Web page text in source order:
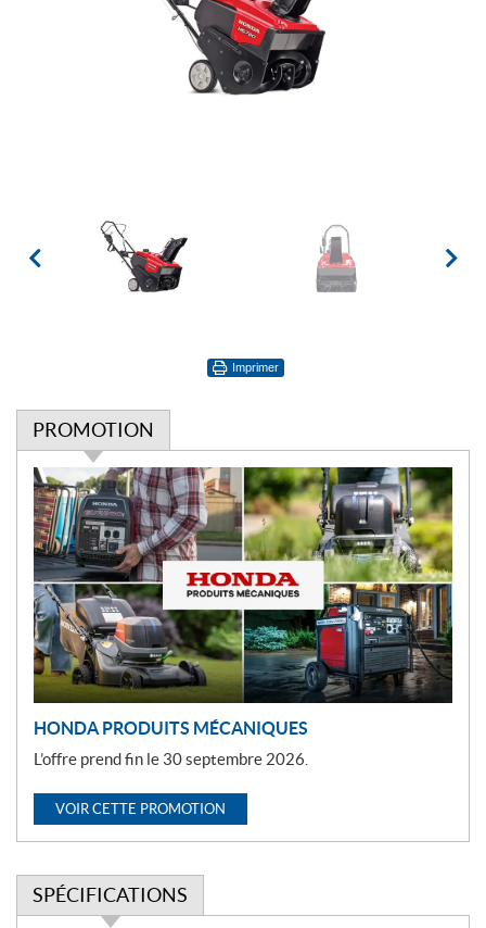
Imprimer
PROMOTION
P
r
o
m
o
t
i
o
n
HONDA PRODUITS MÉCANIQUES
L’offre prend fin le 30 septembre 2026.
VOIR CETTE PROMOTION
SPÉCIFICATIONS